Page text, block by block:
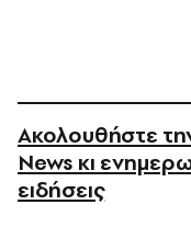
Ακολουθήστε
News κι
ειδήσεις